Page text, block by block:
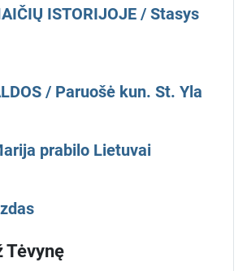
ISTORIJOJE / Stasys
/ Paruošė kun. St. Yla
prabilo Lietuvai
Tėvynę